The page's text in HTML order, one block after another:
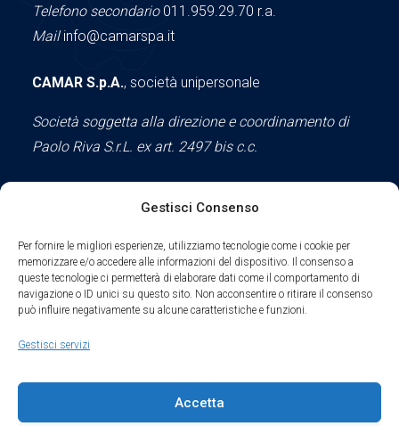
Gestisci Consenso
Per fornire le migliori esperienze, utilizziamo tecnologie come i cookie per
memorizzare e/o accedere alle informazioni del dispositivo. Il consenso a
queste tecnologie ci permetterà di elaborare dati come il comportamento di
navigazione o ID unici su questo sito. Non acconsentire o ritirare il consenso
può influire negativamente su alcune caratteristiche e funzioni.
Gestisci servizi
Accetta
Telefono secondario011.959.29.70 r.a.
Mailinfo@camarspa.it
CAMAR S.p.A., società unipersonale
Società soggetta alla direzione e coordinamento di
Paolo Riva S.r.L. ex art. 2497 bis c.c.